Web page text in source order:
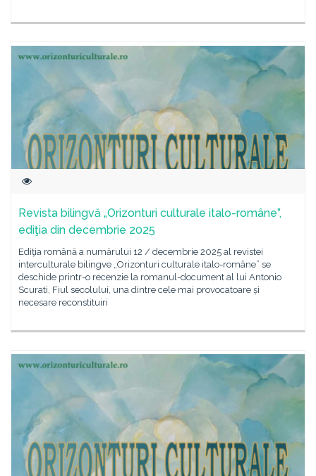
Revista bilingvă „Orizonturi culturale italo-române”,
ediţia din decembrie 2025
Ediţia română a numărului 12 / decembrie 2025 al revistei
interculturale bilingve „Orizonturi culturale italo-române” se
deschide printr-o recenzie la romanul-document al lui Antonio
Scurati, Fiul secolului, una dintre cele mai provocatoare și
necesare reconstituiri